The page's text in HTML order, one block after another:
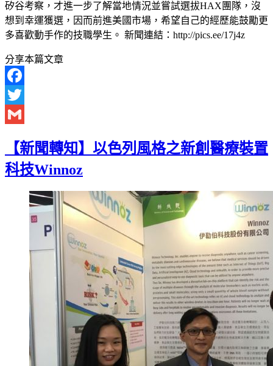
矽谷考察，才進一步了解當地情況並嘗試選拔HAX團隊，沒
想到幸運獲選，因而前進美國市場，希望自己的經歷能鼓勵更
多喜歡動手作的技職學生。 新聞連結：http://pics.ee/17j4z
分享本篇文章
Facebook
Twitter
【新聞轉知】以色列風格之新創醫療裝置
科技Winnoz